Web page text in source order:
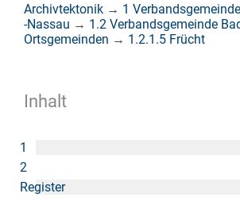
Archivtektonik → 1
-Nassau → 1.2 Verbandsgemeinde
Ortsgemeinden → 1.2.1.5 Frücht
Inhalt
1
2
Register